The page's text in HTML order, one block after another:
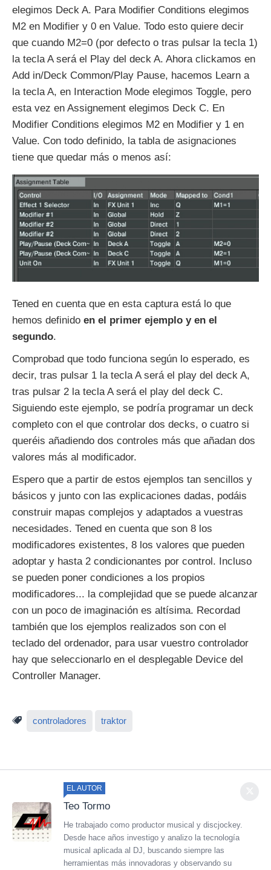
elegimos Deck A. Para Modifier Conditions elegimos
M2 en Modifier y 0 en Value. Todo esto quiere decir
que cuando M2=0 (por defecto o tras pulsar la tecla 1)
la tecla A será el Play del deck A. Ahora clickamos en
Add in/Deck Common/Play Pause, hacemos Learn a
la tecla A, en Interaction Mode elegimos Toggle, pero
esta vez en Assignement elegimos Deck C. En
Modifier Conditions elegimos M2 en Modifier y 1 en
Value. Con todo definido, la tabla de asignaciones
tiene que quedar más o menos así:
Tened en cuenta que en esta captura está lo que
hemos definido en el primer ejemplo y en el
segundo.
Comprobad que todo funciona según lo esperado, es
decir, tras pulsar 1 la tecla A será el play del deck A,
tras pulsar 2 la tecla A será el play del deck C.
Siguiendo este ejemplo, se podría programar un deck
completo con el que controlar dos decks, o cuatro si
queréis añadiendo dos controles más que añadan dos
valores más al modificador.
Espero que a partir de estos ejemplos tan sencillos y
básicos y junto con las explicaciones dadas, podáis
construir mapas complejos y adaptados a vuestras
necesidades. Tened en cuenta que son 8 los
modificadores existentes, 8 los valores que pueden
adoptar y hasta 2 condicionantes por control. Incluso
se pueden poner condiciones a los propios
modificadores... la complejidad que se puede alcanzar
con un poco de imaginación es altísima. Recordad
también que los ejemplos realizados son con el
teclado del ordenador, para usar vuestro controlador
hay que seleccionarlo en el desplegable Device del
Controller Manager.
controladores traktor
EL AUTOR
Teo Tormo
He trabajado como productor musical y discjockey.
Desde hace años investigo y analizo la tecnología
musical aplicada al DJ, buscando siempre las
herramientas más innovadoras y observando su